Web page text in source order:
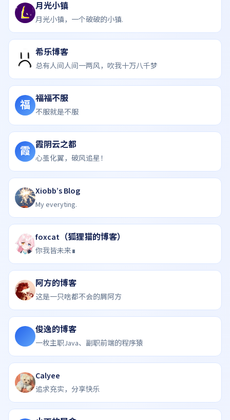
月光小镇
月光小镇，一个破破的小镇.
希乐博客
总有人间人间一两风，吹我十万八千梦
福 福福不服
不服就是不服
霞 霞阴云之都
心茧化翼，破风追星！
Xiobb’s Blog
My everyting.
foxcat（狐狸猫的博客）
你我皆未来∎
阿方的博客
这是一只啥都不会的屑阿方
俊逸的博客
一枚主职Java、副职前端的程序猿
Calyee
追求充实，分享快乐